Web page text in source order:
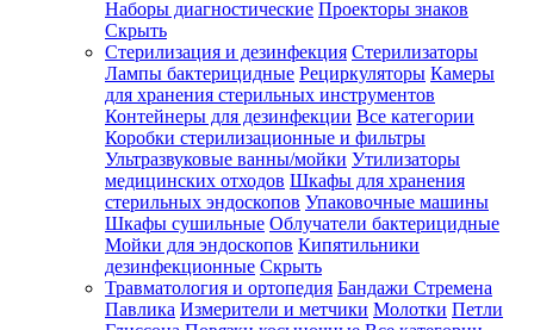
Наборы диагностические Проекторы знаков
Скрыть
Стерилизация и дезинфекция Стерилизаторы
Лампы бактерицидные Рециркуляторы Камеры
для хранения стерильных инструментов
Контейнеры для дезинфекции Все категории
Коробки стерилизационные и фильтры
Ультразвуковые ванны/мойки Утилизаторы
медицинских отходов Шкафы для хранения
стерильных эндоскопов Упаковочные машины
Шкафы сушильные Облучатели бактерицидные
Мойки для эндоскопов Кипятильники
дезинфекционные Скрыть
Травматология и ортопедия Бандажи Стремена
Павлика Измерители и метчики Молотки Петли